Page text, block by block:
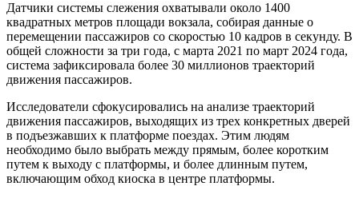
Датчики системы слежения охватывали около 1400
квадратных метров площади вокзала, собирая данные о
перемещении пассажиров со скоростью 10 кадров в секунду. В
общей сложности за три года, с марта 2021 по март 2024 года,
система зафиксировала более 30 миллионов траекторий
движения пассажиров.
Исследователи сфокусировались на анализе траекторий
движения пассажиров, выходящих из трех конкретных дверей
в подъезжавших к платформе поездах. Этим людям
необходимо было выбрать между прямым, более коротким
путем к выходу с платформы, и более длинным путем,
включающим обход киоска в центре платформы.